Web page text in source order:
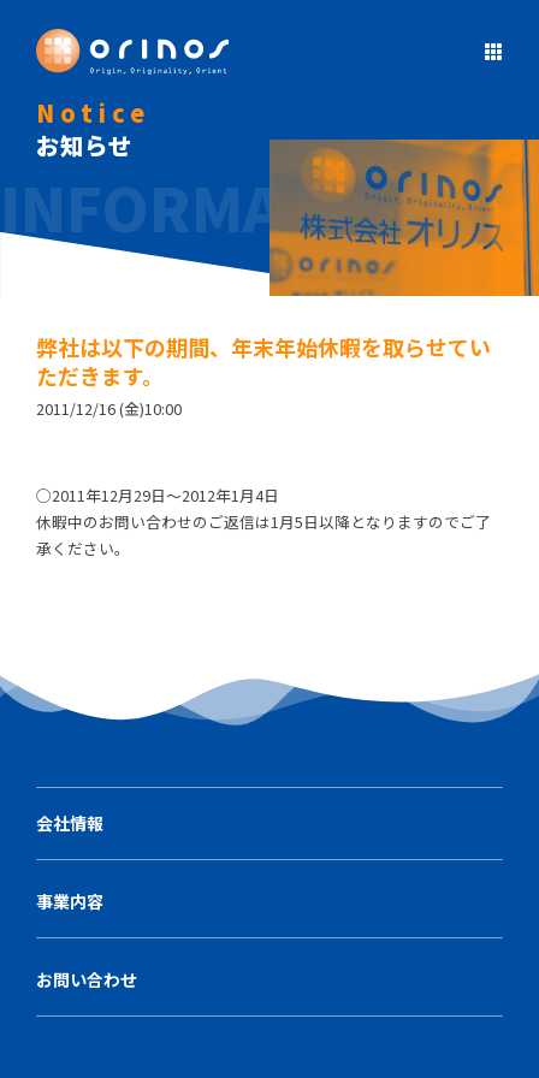
Notice
お知らせ
弊社は以下の期間、年末年始休暇を取らせてい
ただきます。
2011/12/16 (金)10:00
◯2011年12月29日～2012年1月4日
休暇中のお問い合わせのご返信は1月5日以降となりますのでご了
承ください。
会社情報
事業内容
お問い合わせ